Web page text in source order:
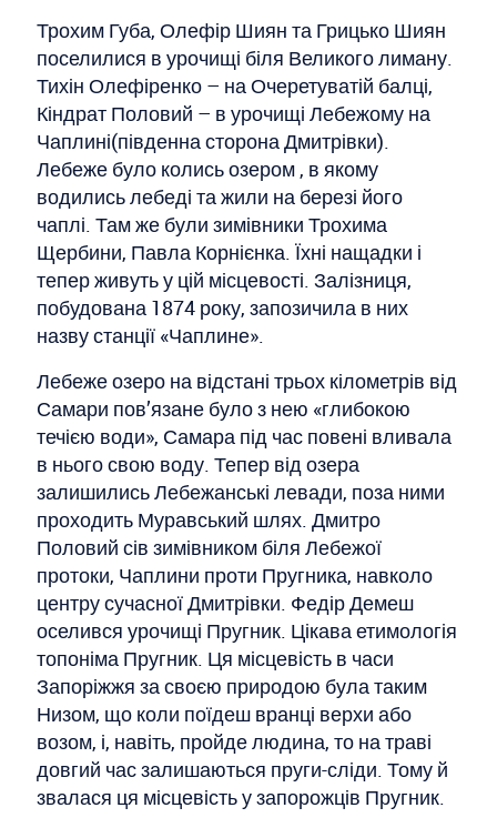
Трохим Губа, Олефір Шиян та Грицько Шиян
поселилися в урочищі біля Великого лиману.
Тихін Олефіренко – на Очеретуватій балці,
Кіндрат Половий – в урочищі Лебежому на
Чаплині(південна сторона Дмитрівки).
Лебеже було колись озером , в якому
водились лебеді та жили на березі його
чаплі. Там же були зимівники Трохима
Щербини, Павла Корнієнка. Їхні нащадки і
тепер живуть у цій місцевості. Залізниця,
побудована 1874 року, запозичила в них
назву станції «Чаплине».
Лебеже озеро на відстані трьох кілометрів від
Самари пов’язане було з нею «глибокою
течією води», Самара під час повені вливала
в нього свою воду. Тепер від озера
залишились Лебежанські левади, поза ними
проходить Муравський шлях. Дмитро
Половий сів зимівником біля Лебежої
протоки, Чаплини проти Пругника, навколо
центру сучасної Дмитрівки. Федір Демеш
оселився урочищі Пругник. Цікава етимологія
топоніма Пругник. Ця місцевість в часи
Запоріжжя за своєю природою була таким
Низом, що коли поїдеш вранці верхи або
возом, і, навіть, пройде людина, то на траві
довгий час залишаються пруги-сліди. Тому й
звалася ця місцевість у запорожців Пругник.